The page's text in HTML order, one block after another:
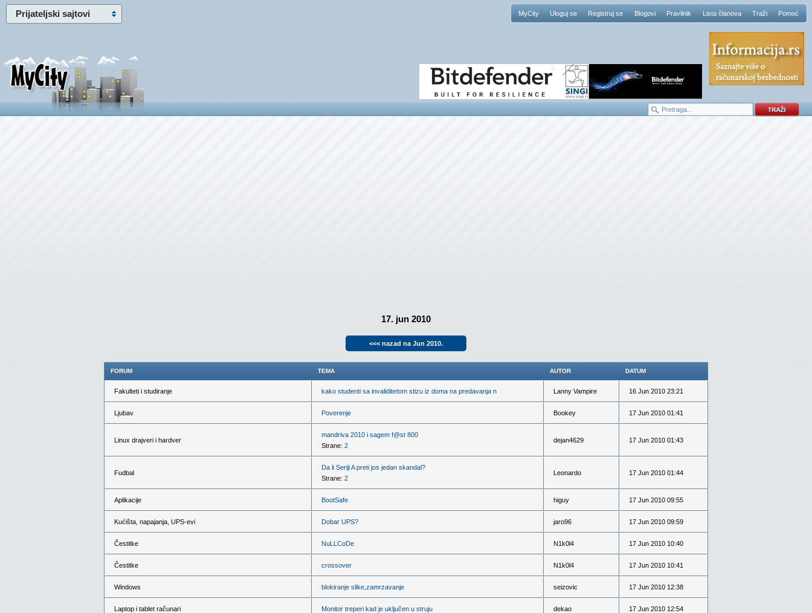
Prijateljski sajtovi MyCity Uloguj se Registruj se Blogovi Pravilnik Lista članova Traži Pomoć
17. jun 2010
<<< nazad na Jun 2010.
FORUM TEMA AUTOR DATUM
Fakulteti i studiranje kako studenti sa invaliditetom stizu iz doma na predavanja n Lanny Vampire 16 Jun 2010 23:21
Ljubav Poverenje Bookey 17 Jun 2010 01:41
Linux drajveri i hardver
mandriva 2010 i sagem f@st 800
Strane: 2
dejan4629 17 Jun 2010 01:43
Fudbal
Da li Seriji A preti jos jedan skandal?
Strane: 2
Leonardo 17 Jun 2010 01:44
Aplikacije BootSafe higuy 17 Jun 2010 09:55
Kućišta, napajanja, UPS-evi Dobar UPS? jaro96 17 Jun 2010 09:59
Čestitke NuLLCoDe N1k0l4 17 Jun 2010 10:40
Čestitke crossover N1k0l4 17 Jun 2010 10:41
Windows blokiranje slike,zamrzavanje seizovic 17 Jun 2010 12:38
Laptop i tablet računari Monitor treperi kad je uključen u struju dekao 17 Jun 2010 12:54